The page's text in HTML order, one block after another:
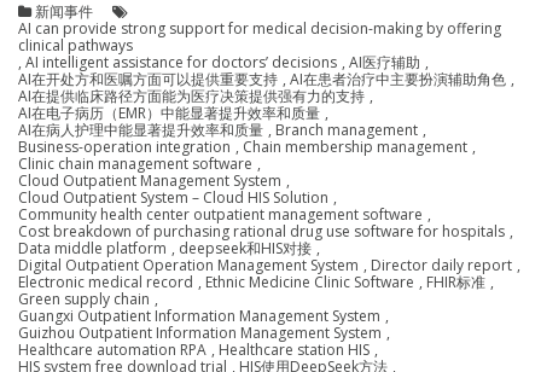
新闻事件
AI can provide strong support for medical decision-making by offering
clinical pathways
, AI intelligent assistance for doctors’ decisions , AI医疗辅助 ,
AI在开处方和医嘱方面可以提供重要支持 , AI在患者治疗中主要扮演辅助角色 ,
AI在提供临床路径方面能为医疗决策提供强有力的支持 ,
AI在电子病历（EMR）中能显著提升效率和质量 ,
AI在病人护理中能显著提升效率和质量 , Branch management ,
Business-operation integration , Chain membership management ,
Clinic chain management software ,
Cloud Outpatient Management System ,
Cloud Outpatient System – Cloud HIS Solution ,
Community health center outpatient management software ,
Cost breakdown of purchasing rational drug use software for hospitals ,
Data middle platform , deepseek和HIS对接 ,
Digital Outpatient Operation Management System , Director daily report ,
Electronic medical record , Ethnic Medicine Clinic Software , FHIR标准 ,
Green supply chain ,
Guangxi Outpatient Information Management System ,
Guizhou Outpatient Information Management System ,
Healthcare automation RPA , Healthcare station HIS ,
HIS system free download trial , HIS使用DeepSeek方法 ,